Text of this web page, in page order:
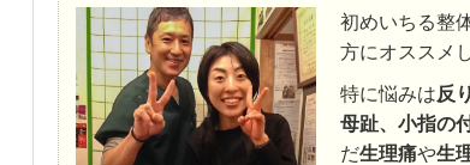
初めいちる整
方にオススメ
特に悩みは反
母趾、小指の
だ生理痛や生